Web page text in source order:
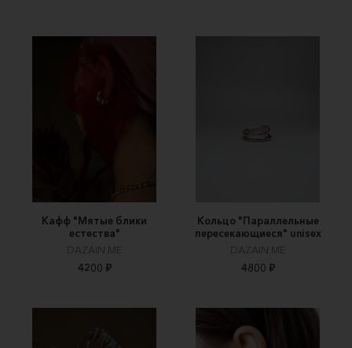
Кафф "Мятые блики
естества"
DAZAIN.ME
4200 ₽
Кольцо "Параллельные
пересекающиеся" unisex
DAZAIN.ME
4800 ₽